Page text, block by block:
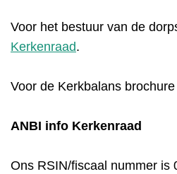
Voor het bestuur van de
Kerkenraad.
Voor de Kerkbalans
ANBI info Kerkenraad
Ons RSIN/fiscaal nummer is